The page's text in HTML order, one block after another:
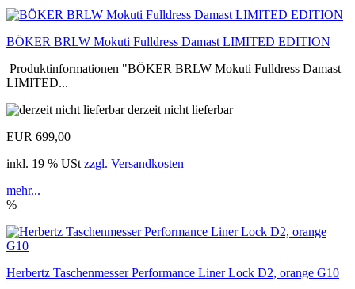
BÖKER BRLW Mokuti Fulldress Damast LIMITED EDITION
Produktinformationen "BÖKER BRLW Mokuti Fulldress Damast
LIMITED...
derzeit nicht lieferbar
EUR 699,00
inkl. 19 % USt zzgl. Versandkosten
mehr...
%
Herbertz Taschenmesser Performance Liner Lock D2, orange G10